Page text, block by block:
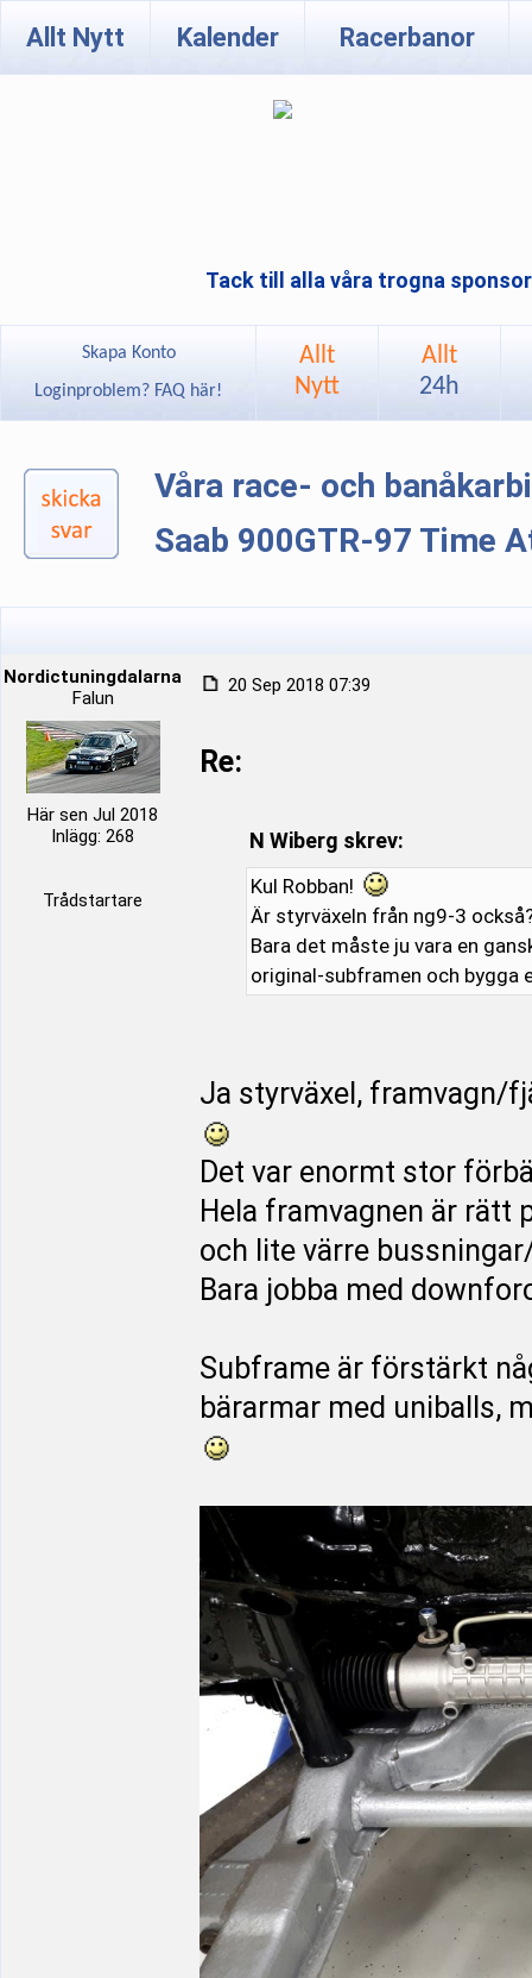
Allt Nytt Kalender Racerbanor
Tack till alla våra trogna
Skapa Konto
Loginproblem? FAQ här!
Allt
Nytt
Allt
24h
Våra race- och
Saab 900GTR-97 Time
Nordictuningdalarna
Falun
Här sen Jul 2018
Inlägg: 268
Trådstartare
20 Sep 2018 07:39
Re:
N Wiberg skrev:
Kul Robban!
Är styrväxeln från ng9-3
Bara det måste ju vara en
original-subframen och bygga
Ja styrväxel, framvagn/
Det var enormt stor
Hela framvagnen är rätt
och lite värre
Bara jobba med
Subframe är förstärkt
bärarmar med uniballs,